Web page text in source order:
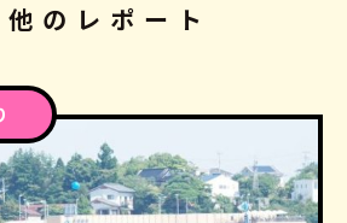
のレポート